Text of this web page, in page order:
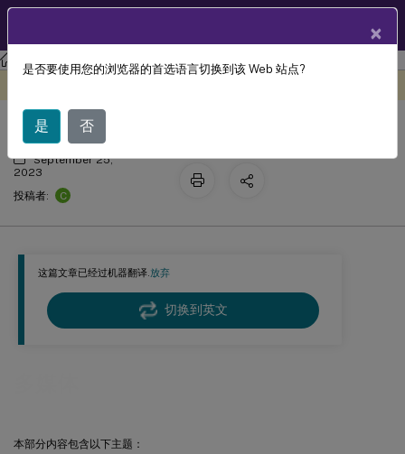
Linux 虚拟投递代理 Linux Virtual Delivery Agent 2305
这篇文章已经过机器翻译.放弃
切换到英文
本部分内容包含以下主题：
多媒体
September 25,
2023
投稿者:
C
×
是否要使用您的浏览器的首选语言切换到该 Web 站点?
是 否